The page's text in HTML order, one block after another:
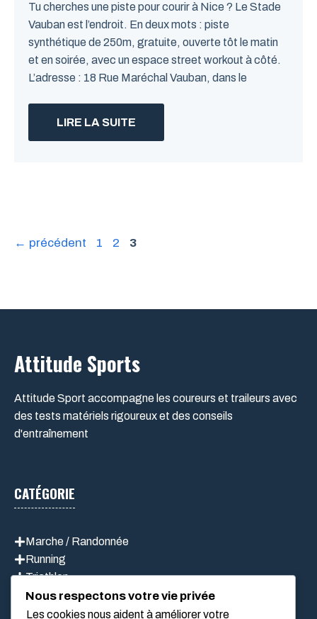
Tu cherches une piste pour courir à Nice ? Le Stade
Vauban est l’endroit. En deux mots : piste
synthétique de 250m, gratuite, ouverte tôt le matin
et en soirée, avec un espace street workout à côté.
L’adresse : 18 Rue Maréchal Vauban, dans le
LIRE LA SUITE
← précédent Page
1 Page
2 Page
3
Attitude Sports
Attitude Sport accompagne les coureurs et traileurs avec
des tests matériels rigoureux et des conseils
d'entraînement
CATÉGORIE
Marche / Randonnée
Running
Triathlon
Vélo
Nous respectons votre vie privée
Les cookies nous aident à améliorer votre